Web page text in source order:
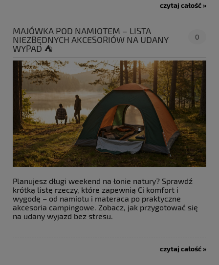
czytaj całość »
MAJÓWKA POD NAMIOTEM – LISTA
NIEZBĘDNYCH AKCESORIÓW NA UDANY
WYPAD ⛺️
0
Planujesz długi weekend na łonie natury? Sprawdź
krótką listę rzeczy, które zapewnią Ci komfort i
wygodę – od namiotu i materaca po praktyczne
akcesoria campingowe. Zobacz, jak przygotować się
na udany wyjazd bez stresu.
czytaj całość »